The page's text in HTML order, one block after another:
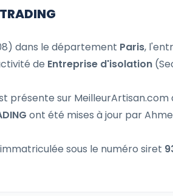
dans le département Paris,
de Entreprise d'isolation
présente sur MeilleurArtisan.com
ont été mises à jour par
immatriculée sous le numéro siret